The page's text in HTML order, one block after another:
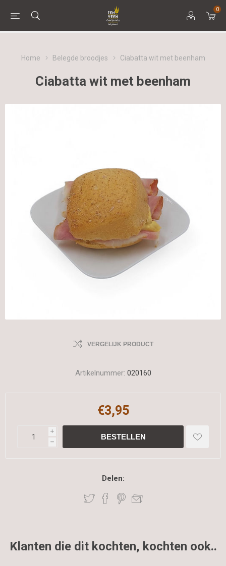
0
Home Belegde broodjes Ciabatta wit met beenham
Ciabatta wit met beenham
VERGELIJK PRODUCT
Artikelnummer: 020160
€3,95
i
h
Delen:
Klanten die dit kochten, kochten ook..